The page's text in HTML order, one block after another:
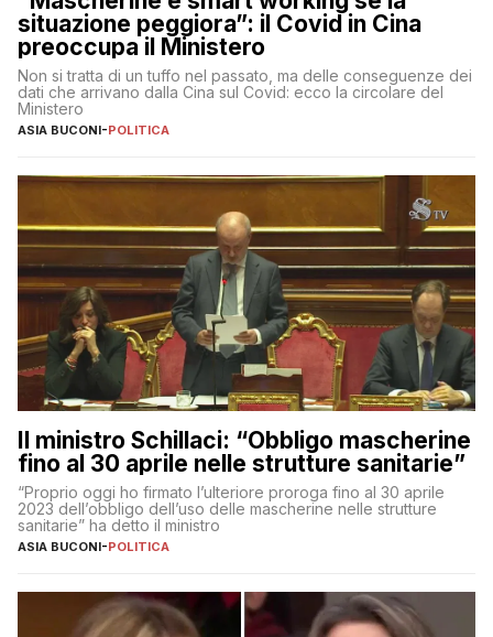
situazione peggiora”: il Covid in Cina
preoccupa il Ministero
Non si tratta di un tuffo nel passato, ma delle conseguenze dei
dati che arrivano dalla Cina sul Covid: ecco la circolare del
Ministero
ASIA BUCONI-POLITICA
Il ministro Schillaci: “Obbligo mascherine
fino al 30 aprile nelle strutture sanitarie”
“Proprio oggi ho firmato l’ulteriore proroga fino al 30 aprile
2023 dell’obbligo dell’uso delle mascherine nelle strutture
sanitarie” ha detto il ministro
ASIA BUCONI-POLITICA